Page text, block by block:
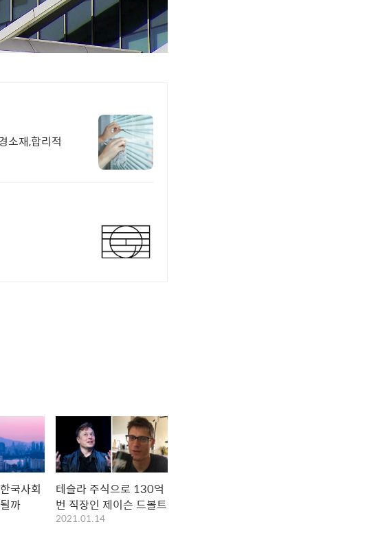
소재,합리적
국사회
까
테슬라 주식으로 130억
번 직장인 제이슨 드볼트
2021.01.14